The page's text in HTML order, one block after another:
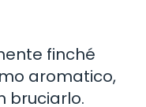
finché
aromatico,
bruciarlo.